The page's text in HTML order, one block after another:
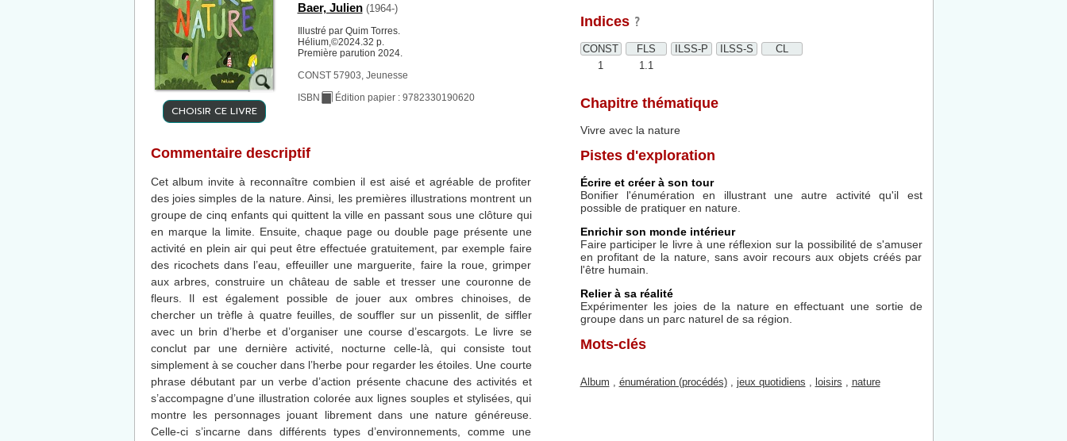
CHOISIR CE LIVRE
Baer, Julien (1964-)
Illustré par Quim Torres.
Hélium,©2024.32 p.
Première parution 2024.
CONST 57903, Jeunesse
ISBN Édition papier : 9782330190620
Indices
CONST FLS ILSS-P ILSS-S
CL
1
1.1
Chapitre thématique
Vivre avec la nature
Pistes d'exploration
Écrire et créer à son tour
Bonifier l'énumération en illustrant une autre activité qu'il est
possible de pratiquer en nature.
Enrichir son monde intérieur
Faire participer le livre à une réflexion sur la possibilité de s'amuser
en profitant de la nature, sans avoir recours aux objets créés par
l'être humain.
Relier à sa réalité
Expérimenter les joies de la nature en effectuant une sortie de
groupe dans un parc naturel de sa région.
Mots-clés
Album , énumération (procédés), jeux quotidiens , loisirs , nature
Commentaire descriptif
Cet album invite à reconnaître combien il est aisé et agréable de profiter
des joies simples de la nature. Ainsi, les premières illustrations montrent un
groupe de cinq enfants qui quittent la ville en passant sous une clôture qui
en marque la limite. Ensuite, chaque page ou double page présente une
activité en plein air qui peut être effectuée gratuitement, par exemple faire
des ricochets dans l’eau, effeuiller une marguerite, faire la roue, grimper
aux arbres, construire un château de sable et tresser une couronne de
fleurs. Il est également possible de jouer aux ombres chinoises, de
chercher un trèfle à quatre feuilles, de souffler sur un pissenlit, de siffler
avec un brin d’herbe et d’organiser une course d’escargots. Le livre se
conclut par une dernière activité, nocturne celle-là, qui consiste tout
simplement à se coucher dans l’herbe pour regarder les étoiles. Une courte
phrase débutant par un verbe d’action présente chacune des activités et
s’accompagne d’une illustration colorée aux lignes souples et stylisées, qui
montre les personnages jouant librement dans une nature généreuse.
Celle-ci s’incarne dans différents types d’environnements, comme une